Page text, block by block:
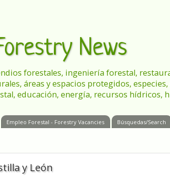
News
forestales, ingeniería forestal,
áreas y espacios protegidos,
educación, energía, recursos hídricos,
Empleo Forestal - Forestry Vacancies Búsquedas/Search
y León